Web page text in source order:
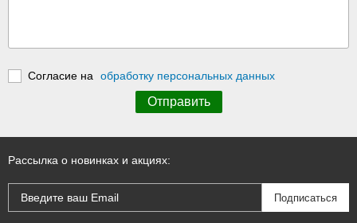
Согласие на обработку персональных данных
Рассылка о новинках и акциях: